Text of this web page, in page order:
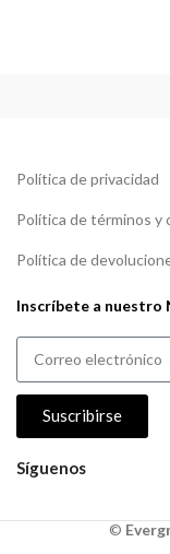
Política de privacidad
Política de términos y
Política de
Inscríbete a
Suscribirse
Síguenos
©